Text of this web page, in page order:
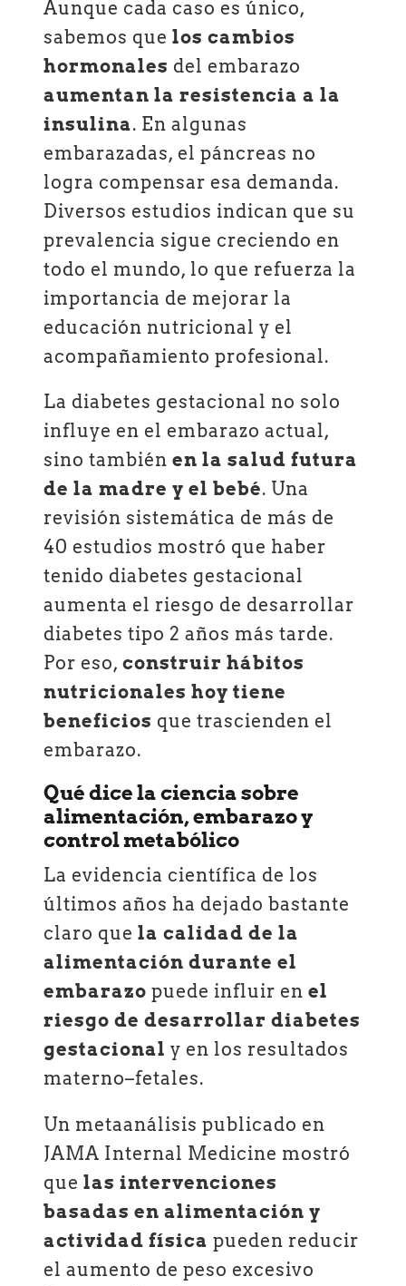
Aunque cada caso es único,
sabemos quelos cambios
hormonales del embarazo
aumentan la resistencia a la
insulina. En algunas
embarazadas, el páncreas no
logra compensar esa demanda.
Diversos estudios indican que su
prevalencia sigue creciendo en
todo el mundo, lo que refuerza la
importancia de mejorar la
educación nutricional y el
acompañamiento profesional.
La diabetes gestacional no solo
influye en el embarazo actual,
sino tambiénen la salud futura
de la madre y el bebé. Una
revisión sistemática de más de
40 estudios mostró que haber
tenido diabetes gestacional
aumenta el riesgo de desarrollar
diabetes tipo 2 años más tarde.
Por eso,construir hábitos
nutricionales hoy tiene
beneficios que trascienden el
embarazo.
Qué dice la ciencia sobre
alimentación, embarazo y
control metabólico
La evidencia científica de los
últimos años ha dejado bastante
claro quela calidad de la
alimentación durante el
embarazo puede influir enel
riesgo de desarrollar diabetes
gestacional y en los resultados
materno–fetales.
Un metaanálisis publicado en
JAMA Internal Medicine mostró
quelas intervenciones
basadas en alimentación y
actividad física pueden reducir
el aumento de peso excesivo